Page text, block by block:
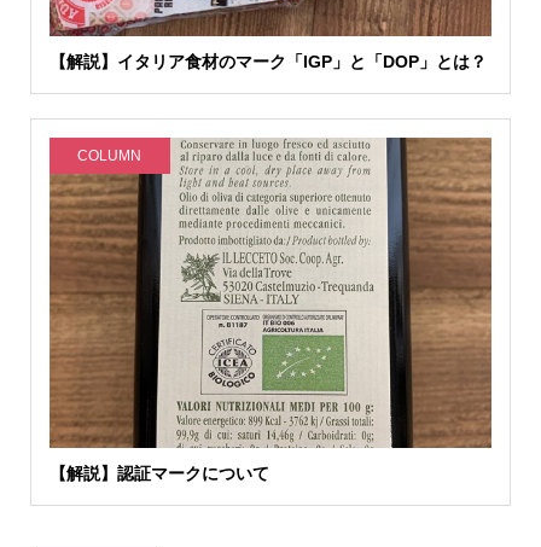
【解説】イタリア食材のマーク「IGP」と「DOP」とは？
COLUMN
【解説】認証マークについて